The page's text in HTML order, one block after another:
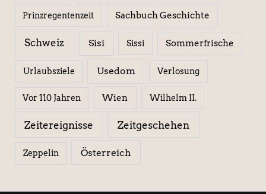
Prinzregentenzeit Sachbuch Geschichte
Schweiz Sisi Sissi Sommerfrische
Urlaubsziele Usedom Verlosung
Vor 110 Jahren Wien Wilhelm II.
Zeitereignisse Zeitgeschehen
Zeppelin Österreich